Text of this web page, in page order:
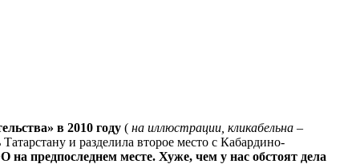
в 2010 году ( на иллюстрации, кликабельна –
и разделила второе место с Кабардино-
на предпоследнем месте. Хуже, чем у нас обстоят дела